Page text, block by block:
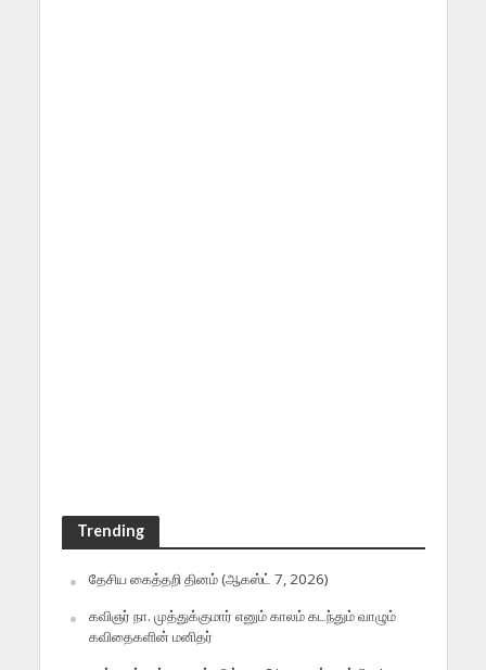
Trending
தேசிய கைத்தறி தினம் (ஆகஸ்ட் 7, 2026)
கவிஞர் நா. முத்துக்குமார் எனும் காலம் கடந்தும் வாழும்
கவிதைகளின் மனிதர்